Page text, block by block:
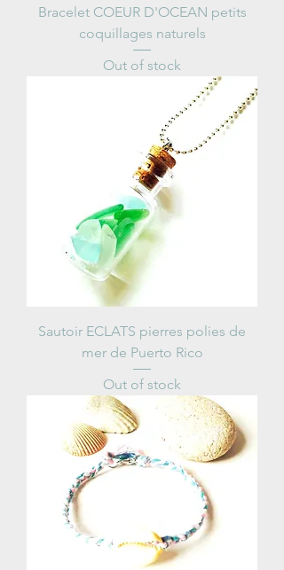
Bracelet COEUR D'OCEAN petits
coquillages naturels
Out of stock
Sautoir ECLATS pierres polies de
mer de Puerto Rico
Out of stock